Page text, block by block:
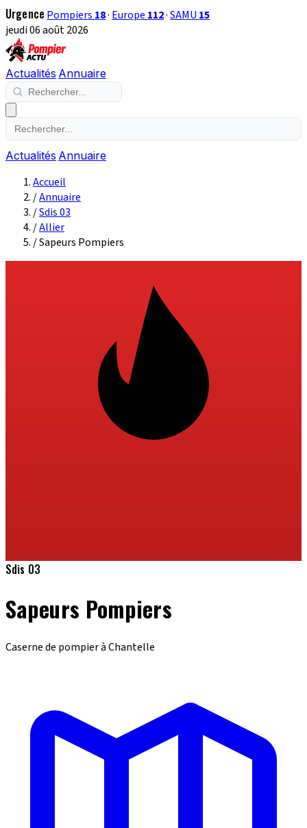
Urgence Pompiers 18· Europe 112·SAMU 15
jeudi 06 août 2026
Actualités Annuaire
Actualités Annuaire
Accueil
/Annuaire
/Sdis 03
/Allier
/Sapeurs Pompiers
Sdis 03
Sapeurs Pompiers
Caserne de pompier à Chantelle